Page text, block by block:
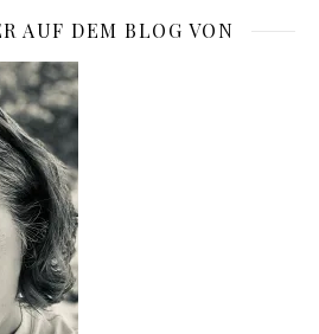
AUF DEM BLOG VON